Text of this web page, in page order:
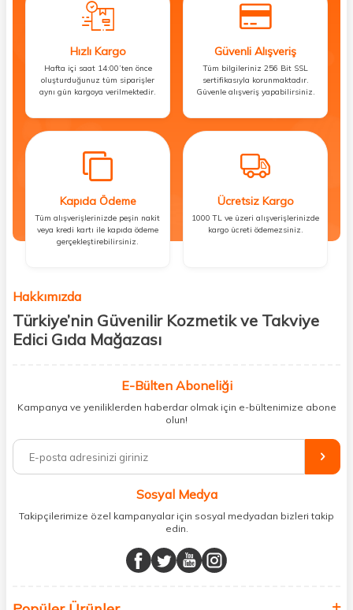
Hızlı Kargo
Hafta içi saat 14:00’ten önce
oluşturduğunuz tüm siparişler
aynı gün kargoya verilmektedir.
Güvenli Alışveriş
Tüm bilgileriniz 256 Bit SSL
sertifikasıyla korunmaktadır.
Güvenle alışveriş yapabilirsiniz.
Kapıda Ödeme
Tüm alışverişlerinizde peşin nakit
veya kredi kartı ile kapıda ödeme
gerçekleştirebilirsiniz.
Ücretsiz Kargo
1000 TL ve üzeri alışverişlerinizde
kargo ücreti ödemezsiniz.
Hakkımızda
Türkiye’nin Güvenilir Kozmetik ve Takviye
Edici Gıda Mağazası
kişisel bakım hem de takviye edici gıda ürünlerini sizlerle
buluşturuyoruz. Artık mağaza mağaza dolaşmanıza gerek yok;
ihtiyacınız olan her şeyi tek bir çatı altında topluyor ve kapınıza kadar
%100 orijinal kozmetik ve sağlık ürünleriyle güzelliğinizi tamamlayabilir,
vücudunuzu desteklemek için güvenilir takviye edici gıdalara
minerallere kadar binlerce ürünü uygun fiyat ve hızlı kargo avantajıyla
sunuyoruz.
buluşturuyor ve online alışveriş deneyiminizi en iyi hale getiriyoruz.
Sağlık, güzellik ve iyi yaşam için aradığınız her şey burada!
E-Bülten Aboneliği
Kampanya ve yeniliklerden haberdar olmak için e-bültenimize abone
olun!
Sosyal Medya
Takipçilerimize özel kampanyalar için sosyal medyadan bizleri takip
edin.